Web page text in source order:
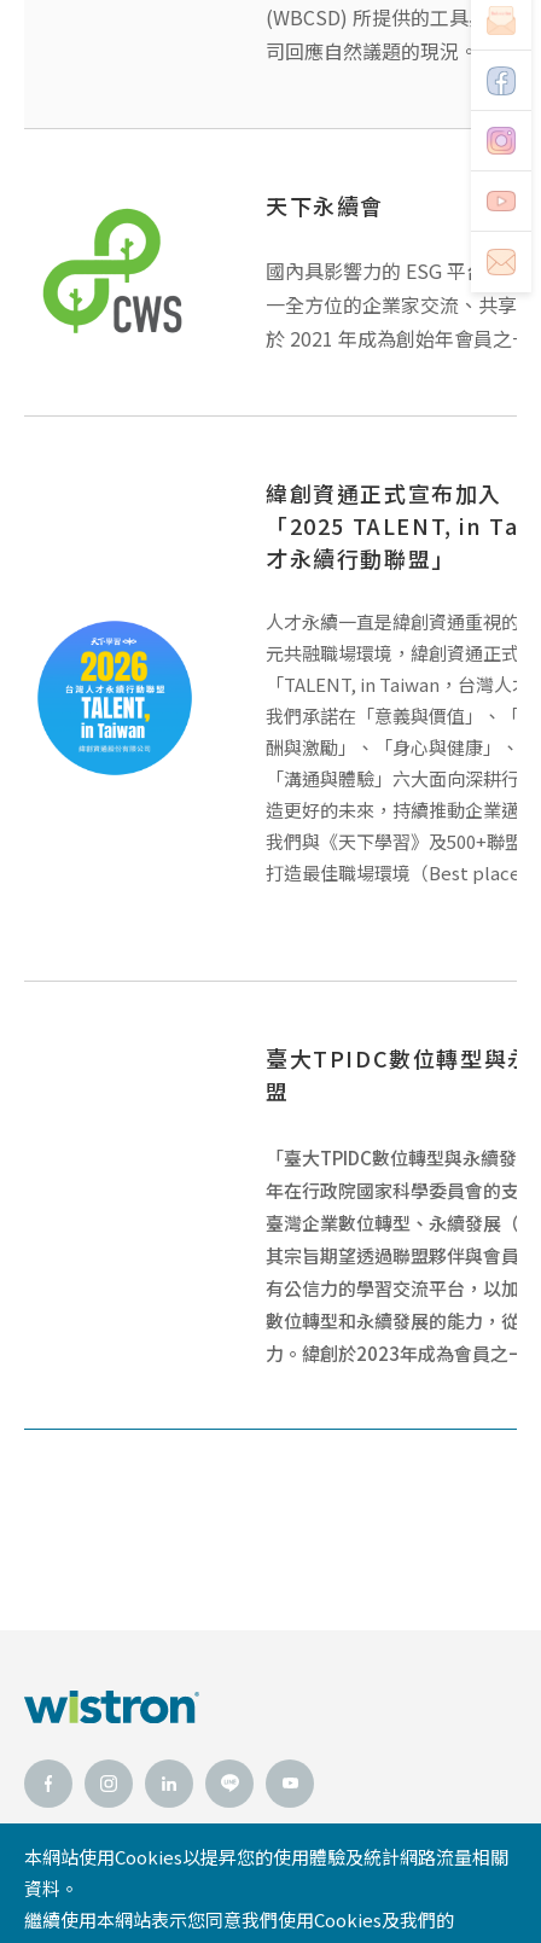
本網站使用Cookies以提昇您的使用體驗及統計網路流量相關
資料。
繼續使用本網站表示您同意我們使用Cookies及我們的
(WBCSD) 所提供的工具與國際
司回應自然議題的現況。
天下永續會
國內具影響力的 ESG 平台，由
一全方位的企業家交流、共享
於 2021 年成為創始年會員之一
緯創資通正式宣布加入
「2025 TALENT, in
才永續行動聯盟」
人才永續一直是緯創資通重視的
元共融職場環境，緯創資通正式
「TALENT, in Taiwan，台灣人
我們承諾在「意義與價值」、「
酬與激勵」、「身心與健康」、
「溝通與體驗」六大面向深耕行
造更好的未來，持續推動企業邁
我們與《天下學習》及500+聯盟
打造最佳職場環境（Best place
臺大TPIDC數位轉型與永
盟
「臺大TPIDC數位轉型與永續發
年在行政院國家科學委員會的支
臺灣企業數位轉型、永續發展（
其宗旨期望透過聯盟夥伴與會員
有公信力的學習交流平台，以加
數位轉型和永續發展的能力，從
力。緯創於2023年成為會員之一
緯創資通官網
網站導覽